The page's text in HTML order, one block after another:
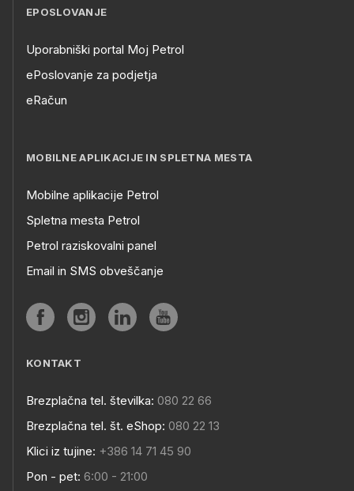
EPOSLOVANJE
Uporabniški portal Moj Petrol
ePoslovanje za podjetja
eRačun
MOBILNE APLIKACIJE IN SPLETNA MESTA
Mobilne aplikacije Petrol
Spletna mesta Petrol
Petrol raziskovalni panel
Email in SMS obveščanje
KONTAKT
Brezplačna tel. številka: 080 22 66
Brezplačna tel. št. eShop: 080 22 13
Klici iz tujine: +386 14 71 45 90
Pon - pet: 6:00 - 21:00